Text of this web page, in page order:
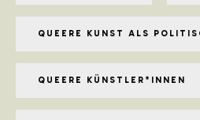
QUEERE KUNST ALS
QUEERE KÜNSTLER*INNEN